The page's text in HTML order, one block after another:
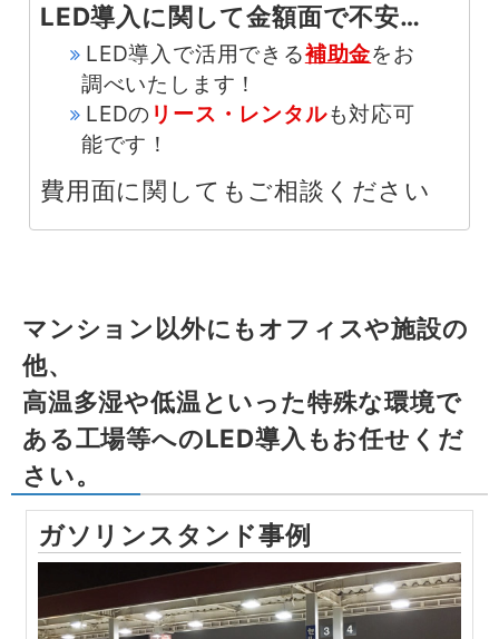
LED導入に関して金額面で不安…
LED導入で活用できる補助金をお
調べいたします！
LEDの リース・レンタルも対応可
能です！
費用面に関してもご相談ください
マンション以外にもオフィスや施設の
他、
高温多湿や低温といった特殊な環境で
ある工場等へのLED導入もお任せくだ
さい。
ガソリンスタンド事例